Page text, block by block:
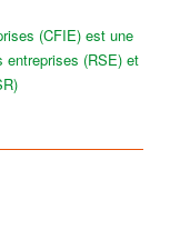
(CFIE) est une
entreprises (RSE) et